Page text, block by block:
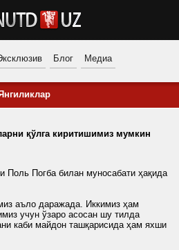
Блог Медиа
қўлга киритишимиз мумкин
Погба билан муносабати ҳақида
аъло даражада. Иккимиз ҳам
учун ўзаро асосан шу тилда
каби майдон ташқарисида ҳам яхши